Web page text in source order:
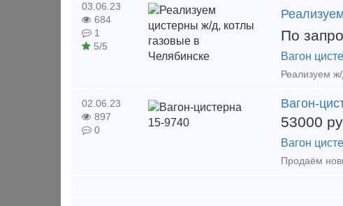
03.06.23
684
1
5/5
По
Вагон
02.06.23
897
0
Вагон-
53000
Вагон